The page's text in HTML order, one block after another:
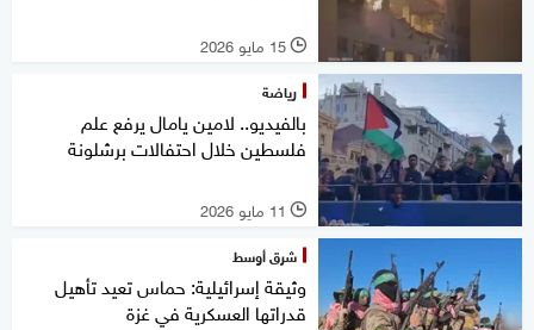
l 15 مايو 2026
رياضة
بالفيديو.. لامين يامال يرفع علم
فلسطين خلال احتفالات برشلونة
l 11 مايو 2026
شرق أوسط
وثيقة إسرائيلية: حماس تعيد تأهيل
قدراتها العسكرية في غزة